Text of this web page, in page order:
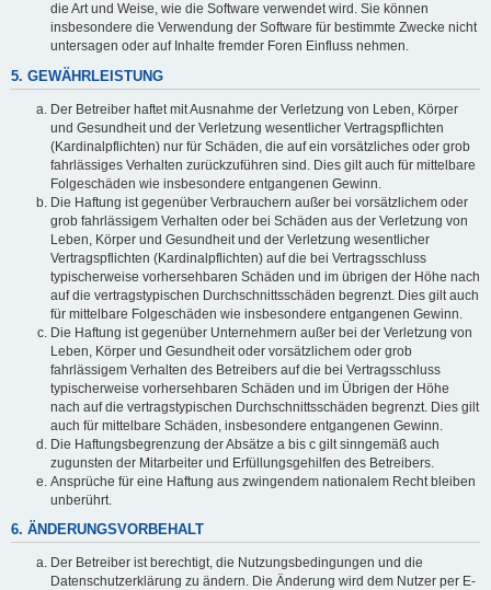
die Art und Weise, wie die Software verwendet wird. Sie können
insbesondere die Verwendung der Software für bestimmte Zwecke nicht
untersagen oder auf Inhalte fremder Foren Einfluss nehmen.
5. GEWÄHRLEISTUNG
Der Betreiber haftet mit Ausnahme der Verletzung von Leben, Körper
und Gesundheit und der Verletzung wesentlicher Vertragspflichten
(Kardinalpflichten) nur für Schäden, die auf ein vorsätzliches oder grob
fahrlässiges Verhalten zurückzuführen sind. Dies gilt auch für mittelbare
Folgeschäden wie insbesondere entgangenen Gewinn.
Die Haftung ist gegenüber Verbrauchern außer bei vorsätzlichem oder
grob fahrlässigem Verhalten oder bei Schäden aus der Verletzung von
Leben, Körper und Gesundheit und der Verletzung wesentlicher
Vertragspflichten (Kardinalpflichten) auf die bei Vertragsschluss
typischerweise vorhersehbaren Schäden und im übrigen der Höhe nach
auf die vertragstypischen Durchschnittsschäden begrenzt. Dies gilt auch
für mittelbare Folgeschäden wie insbesondere entgangenen Gewinn.
Die Haftung ist gegenüber Unternehmern außer bei der Verletzung von
Leben, Körper und Gesundheit oder vorsätzlichem oder grob
fahrlässigem Verhalten des Betreibers auf die bei Vertragsschluss
typischerweise vorhersehbaren Schäden und im Übrigen der Höhe
nach auf die vertragstypischen Durchschnittsschäden begrenzt. Dies gilt
auch für mittelbare Schäden, insbesondere entgangenen Gewinn.
Die Haftungsbegrenzung der Absätze a bis c gilt sinngemäß auch
zugunsten der Mitarbeiter und Erfüllungsgehilfen des Betreibers.
Ansprüche für eine Haftung aus zwingendem nationalem Recht bleiben
unberührt.
6. ÄNDERUNGSVORBEHALT
Der Betreiber ist berechtigt, die Nutzungsbedingungen und die
Datenschutzerklärung zu ändern. Die Änderung wird dem Nutzer per E-